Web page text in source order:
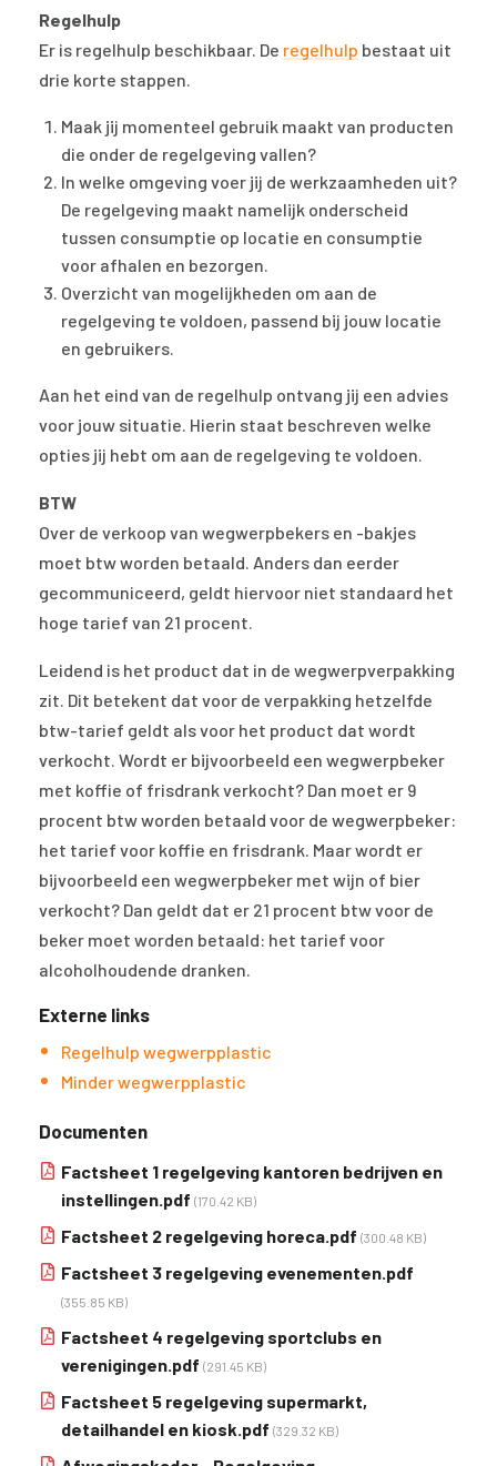
Regelhulp
Er is regelhulp beschikbaar. De regelhulp bestaat uit
drie korte stappen.
Maak jij momenteel gebruik maakt van producten
die onder de regelgeving vallen?
In welke omgeving voer jij de werkzaamheden uit?
De regelgeving maakt namelijk onderscheid
tussen consumptie op locatie en consumptie
voor afhalen en bezorgen.
Overzicht van mogelijkheden om aan de
regelgeving te voldoen, passend bij jouw locatie
en gebruikers.
Aan het eind van de regelhulp ontvang jij een advies
voor jouw situatie. Hierin staat beschreven welke
opties jij hebt om aan de regelgeving te voldoen.
BTW
Over de verkoop van wegwerpbekers en -bakjes
moet btw worden betaald. Anders dan eerder
gecommuniceerd, geldt hiervoor niet standaard het
hoge tarief van 21 procent.
Leidend is het product dat in de wegwerpverpakking
zit. Dit betekent dat voor de verpakking hetzelfde
btw-tarief geldt als voor het product dat wordt
verkocht. Wordt er bijvoorbeeld een wegwerpbeker
met koffie of frisdrank verkocht? Dan moet er 9
procent btw worden betaald voor de wegwerpbeker:
het tarief voor koffie en frisdrank. Maar wordt er
bijvoorbeeld een wegwerpbeker met wijn of bier
verkocht? Dan geldt dat er 21 procent btw voor de
beker moet worden betaald: het tarief voor
alcoholhoudende dranken.
Externe links
Regelhulp wegwerpplastic
Minder wegwerpplastic
Documenten
Factsheet 1 regelgeving kantoren bedrijven en
instellingen.pdf (170.42 KB)
Factsheet 2 regelgeving horeca.pdf (300.48 KB)
Factsheet 3 regelgeving evenementen.pdf
(355.85 KB)
Factsheet 4 regelgeving sportclubs en
verenigingen.pdf (291.45 KB)
Factsheet 5 regelgeving supermarkt,
detailhandel en kiosk.pdf (329.32 KB)